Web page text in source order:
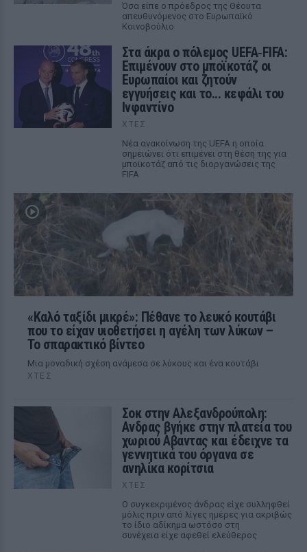
Όσα είπε ο πρόεδρος της Θέουτα
απευθυνόμενος στο Ευρωπαϊκό
Κοινοβούλιο
Στα άκρα ο πόλεμος UEFA‑FIFA:
Επιμένουν στο μποϊκοτάζ οι
Ευρωπαίοι και ζητούν
εγγυήσεις και το... κεφάλι του
Ινφαντίνο
ΧΤΕΣ
Νέα ανακοίνωση της UEFA η οποία
σημειώνει ότι επιμένει στη θέση της για
μποϊκοτάζ από τις διοργανώσεις της
FIFA
«Καλό ταξίδι μικρέ»: Πέθανε το λευκό κουτάβι
που το είχαν υιοθετήσει η αγέλη των λύκων –
Το σπαρακτικό βίντεο
Μια μοναδική σχέση ανάμεσα σε λύκους και ένα κουτάβι
ΧΤΕΣ
Σοκ στην Αλεξανδρούπολη:
Ανδρας βγήκε στην πλατεία του
χωριού Αβαντας και έδειχνε τα
γεννητικά του όργανα σε
ανηλίκα κορίτσια
ΧΤΕΣ
Ο συγκεκριμένος άνδρας είχε συλληφθεί
μόλις πριν από λίγες ημέρες για ακριβώς
το ίδιο αδίκημα ωστόσο στη
συνέχεια είχε αφεθεί ελεύθερος